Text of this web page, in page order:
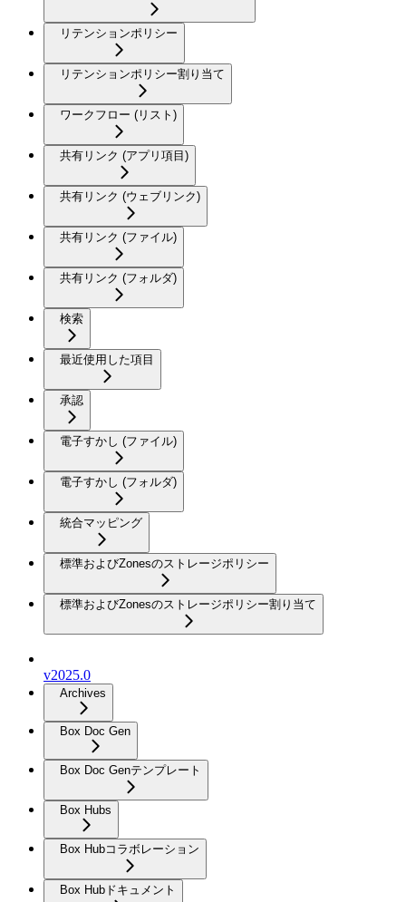
リテンションポリシー
リテンションポリシー割り当て
ワークフロー (リスト)
共有リンク (アプリ項目)
共有リンク (ウェブリンク)
共有リンク (ファイル)
共有リンク (フォルダ)
検索
最近使用した項目
承認
電子すかし (ファイル)
電子すかし (フォルダ)
統合マッピング
標準およびZonesのストレージポリシー
標準およびZonesのストレージポリシー割り当て
v2025.0
Archives
Box Doc Gen
Box Doc Genテンプレート
Box Hubs
Box Hubコラボレーション
Box Hubドキュメント